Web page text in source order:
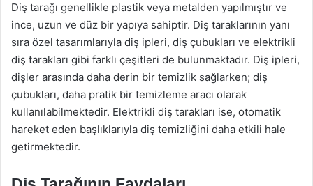
Diş tarağı genellikle plastik veya metalden yapılmıştır ve
ince, uzun ve düz bir yapıya sahiptir. Diş taraklarının yanı
sıra özel tasarımlarıyla diş ipleri, diş çubukları ve elektrikli
diş tarakları gibi farklı çeşitleri de bulunmaktadır. Diş ipleri,
dişler arasında daha derin bir temizlik sağlarken; diş
çubukları, daha pratik bir temizleme aracı olarak
kullanılabilmektedir. Elektrikli diş tarakları ise, otomatik
hareket eden başlıklarıyla diş temizliğini daha etkili hale
getirmektedir.